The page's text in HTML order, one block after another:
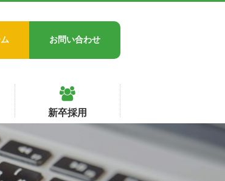
新卒採用
お問い合わせ